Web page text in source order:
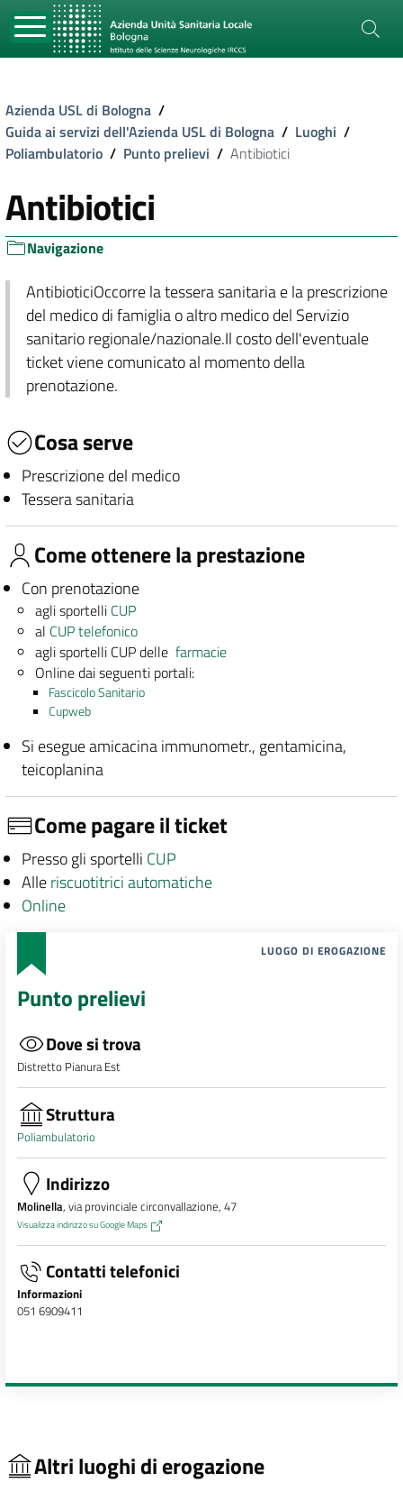
Azienda USL di Bologna /
Guida ai servizi dell'Azienda USL di Bologna / Luoghi /
Poliambulatorio / Punto prelievi / Antibiotici
Antibiotici
Navigazione
AntibioticiOccorre la tessera sanitaria e la prescrizione
del medico di famiglia o altro medico del Servizio
sanitario regionale/nazionale.Il costo dell'eventuale
ticket viene comunicato al momento della
prenotazione.
Cosa serve
Prescrizione del medico
Tessera sanitaria
Come ottenere la prestazione
Con prenotazione
agli sportelli CUP
al CUP telefonico
agli sportelli CUP dellefarmacie
Online dai seguenti portali:
Fascicolo Sanitario
Cupweb
Si esegue amicacina immunometr., gentamicina,
teicoplanina
Come pagare il ticket
Presso gli sportelli CUP
Alleriscuotitrici automatiche
Online
LUOGO DI EROGAZIONE
Punto prelievi
Dove si trova
Distretto Pianura Est
Struttura
Poliambulatorio
Indirizzo
Molinella, via provinciale circonvallazione, 47
Visualizza indirizzo su Google Maps
Contatti telefonici
Informazioni
051 6909411
Altri luoghi di erogazione